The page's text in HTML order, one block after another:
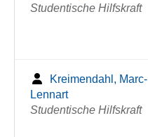
Studentische Hilfskraft
Kreimendahl, Marc-
Lennart
Studentische Hilfskraft